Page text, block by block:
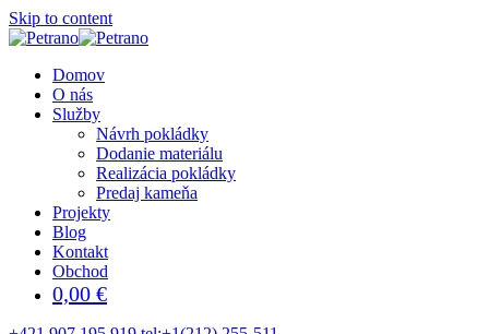
Skip to content
Domov
O nás
Služby
Návrh pokládky
Dodanie materiálu
Realizácia pokládky
Predaj kameňa
Projekty
Blog
Kontakt
Obchod
0,00 €